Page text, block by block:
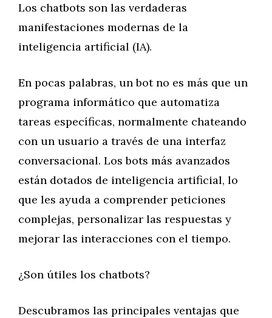
Los chatbots son las verdaderas
manifestaciones modernas de la
inteligencia artificial (IA).
En pocas palabras, un bot no es más que un
programa informático que automatiza
tareas específicas, normalmente chateando
con un usuario a través de una interfaz
conversacional. Los bots más avanzados
están dotados de inteligencia artificial, lo
que les ayuda a comprender peticiones
complejas, personalizar las respuestas y
mejorar las interacciones con el tiempo.
¿Son útiles los chatbots?
Descubramos las principales ventajas que